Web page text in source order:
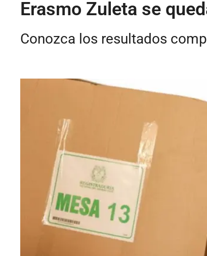
Erasmo Zuleta se
Conozca los resultados